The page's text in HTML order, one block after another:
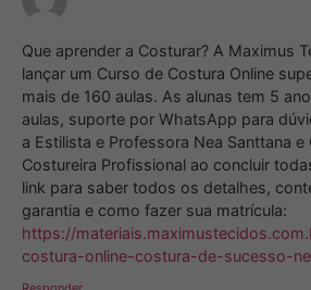
Que aprender a Costurar? A Maximus
lançar um Curso de Costura Online
mais de 160 aulas. As alunas tem 5
aulas, suporte por WhatsApp para
a Estilista e Professora Nea Santtana
Costureira Profissional ao concluir
link para saber todos os detalhes,
garantia e como fazer sua matrícula:
https://
costura-online-costura-de-sucesso-